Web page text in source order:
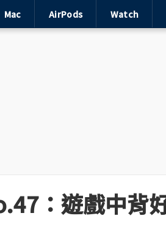
Mac AirPods Watch
：遊戲中背